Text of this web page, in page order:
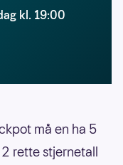
kl. 19:00
må en ha 5
rette stjernetall